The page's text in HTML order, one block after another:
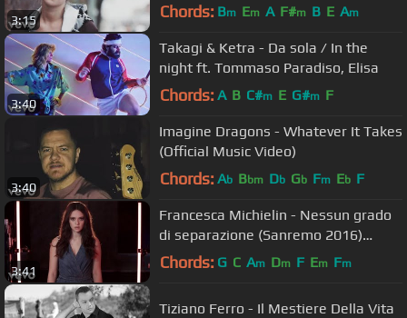
3:15 Chords: Bm Em A F#m B E Am
3:40
Takagi & Ketra - Da sola / In the
night ft. Tommaso Paradiso, Elisa
Chords: A B C#m E G#m F
3:40
Imagine Dragons - Whatever It Takes
(Official Music Video)
Chords: Ab Bbm Db Gb Fm Eb F
3:41
Francesca Michielin - Nessun grado
di separazione (Sanremo 2016)
(Official Video)
Chords: G C Am Dm F Em Fm
Tiziano Ferro - Il Mestiere Della Vita